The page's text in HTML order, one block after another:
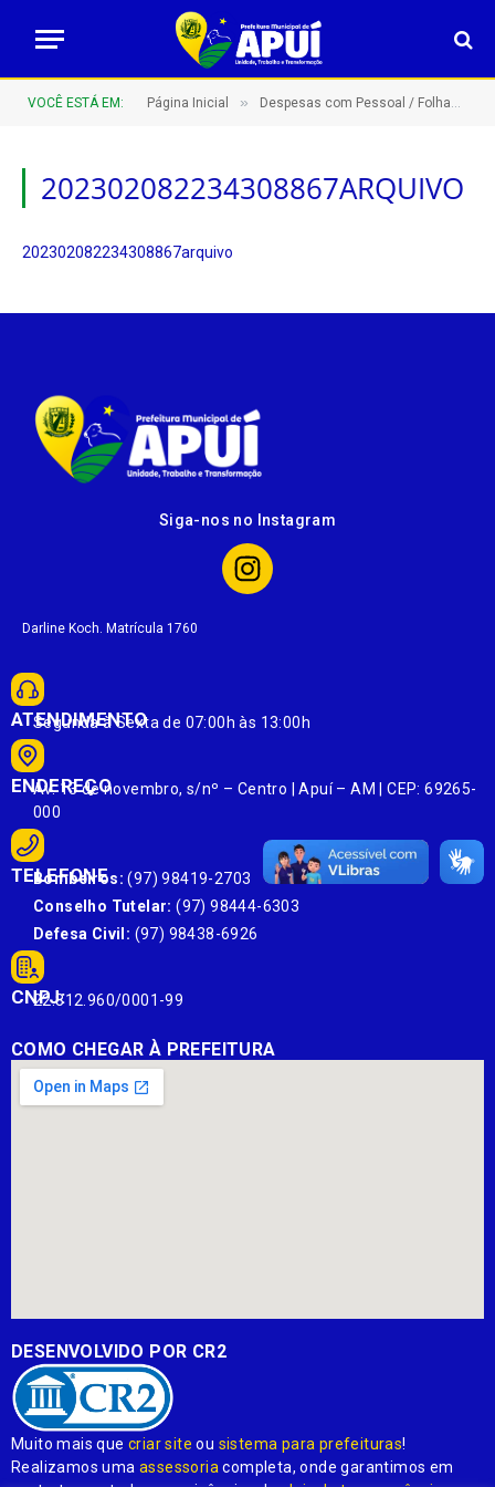
VOCÊ ESTÁ EM: Página Inicial » Despesas com Pessoal / Folhas de Pagamento
202302082234308867ARQUIVO
202302082234308867arquivo
Siga-nos no Instagram
Darline Koch. Matrícula 1760
ATENDIMENTO
Segunda à Sexta de 07:00h às 13:00h
ENDEREÇO
Av. 13 de novembro, s/nº – Centro | Apuí – AM | CEP: 69265-
000
TELEFONE
Bombeiros: (97) 98419-2703
Conselho Tutelar: (97) 98444-6303
Defesa Civil: (97) 98438-6926
CNPJ:
22.812.960/0001-99
COMO CHEGAR À PREFEITURA
DESENVOLVIDO POR CR2
Muito mais quecriar site ou sistema para prefeituras!
Realizamos umaassessoria completa, onde garantimos em